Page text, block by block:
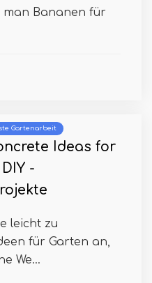
man Bananen für
Gartenarbeit
Ideas for
-
leicht zu
für Garten an,
We...